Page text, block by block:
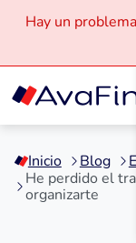
Saltar
contenido
Hay un
Inicio Blog
He perdido el
organizarte